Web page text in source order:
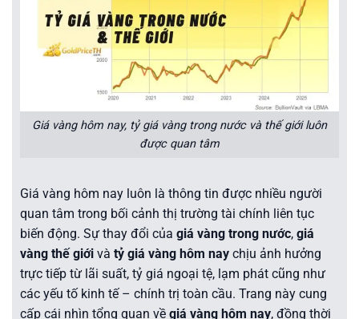
Giá vàng hôm nay, tỷ giá vàng trong nước và thế giới luôn
được quan tâm
Giá vàng hôm nay luôn là thông tin được nhiều người
quan tâm trong bối cảnh thị trường tài chính liên tục
biến động. Sự thay đổi của giá vàng trong nước, giá
vàng thế giới và tỷ giá vàng hôm nay chịu ảnh hưởng
trực tiếp từ lãi suất, tỷ giá ngoại tệ, lạm phát cũng như
các yếu tố kinh tế – chính trị toàn cầu. Trang này cung
cấp cái nhìn tổng quan về giá vàng hôm nay, đồng thời